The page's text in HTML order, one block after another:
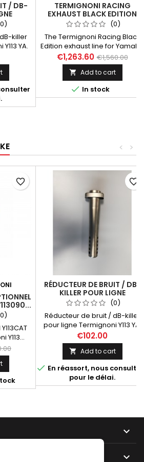
/ DB-
TMAX
560
killer
YA.
/ 560
avec
TERMIGNONI RACING
EXHAUST BLACK EDITION
TITANIUM YAMAHA TMAX
560 2020-2024
(0)
The Termignoni Racing Black
Edition exhaust line for Yamaha
Tmax 560 (2020-2024)
features a black-treated 2-in-1
stainless steel collector and a
short hexagonal black titanium
silencer with a carbon tip. It
€1,263.60 €1,560.00
 Add to cart
 In stock
>
<
Y113...
530,
2017
4.
favorite_border
RÉDUCTEUR DE BRUIT / DB-
KILLER POUR LIGNE
TERMIGNONI Y113 (YA. TMAX
530 2017-2019, TMAX 560
2020)
(0)
Réducteur de bruit / dB-killer
pour ligne Termignoni Y113 YA.
Tmax 530 2017-2019 / 560
2020-2024 Compatible avec
les références de lignes
Termignoni suivantes:
Y11309000BCC, Y11309000ICC,
Y11309000ITC.
€102.00
 Add to cart
 En réassort, nous consulter
pour le délai.
favorite_border

